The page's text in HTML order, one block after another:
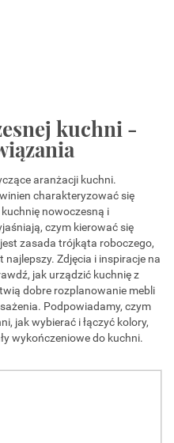
kuchni -
aranżacji kuchni.
charakteryzować się
nowoczesną i
czym kierować się
zasada trójkąta roboczego,
najlepszy. Zdjęcia i inspiracje na
jak urządzić kuchnię z
dobre rozplanowanie mebli
Podpowiadamy, czym
jak wybierać i łączyć kolory,
wykończeniowe do kuchni.